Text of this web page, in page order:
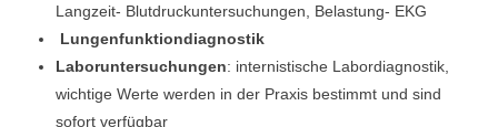
Langzeit- Blutdruckuntersuchungen, Belastung- EKG
Lungenfunktiondiagnostik
Laboruntersuchungen: internistische Labordiagnostik,
wichtige Werte werden in der Praxis bestimmt und sind
sofort verfügbar